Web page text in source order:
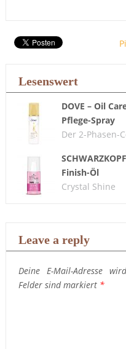
Lesenswert
DOVE – Oil
Pflege-Spray
Der 2-Phasen-
Finish-Öl
Crystal Shine
Leave a reply
Deine E-Mail-Adresse
Felder sind markiert *